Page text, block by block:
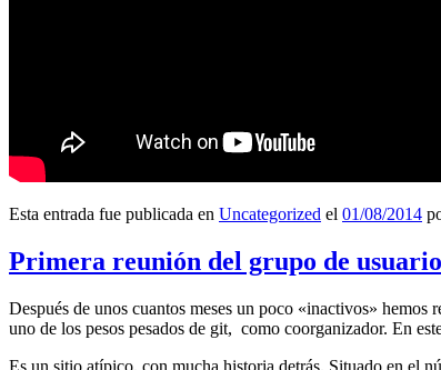
Esta entrada fue publicada en Uncategorized el 01/08/2014
Primera reunión del grupo de
Después de unos cuantos meses un poco «inactivos»
uno de los pesos pesados de git, como coorganizador. En
Es un sitio atípico, con mucha historia detrás. Situado en el